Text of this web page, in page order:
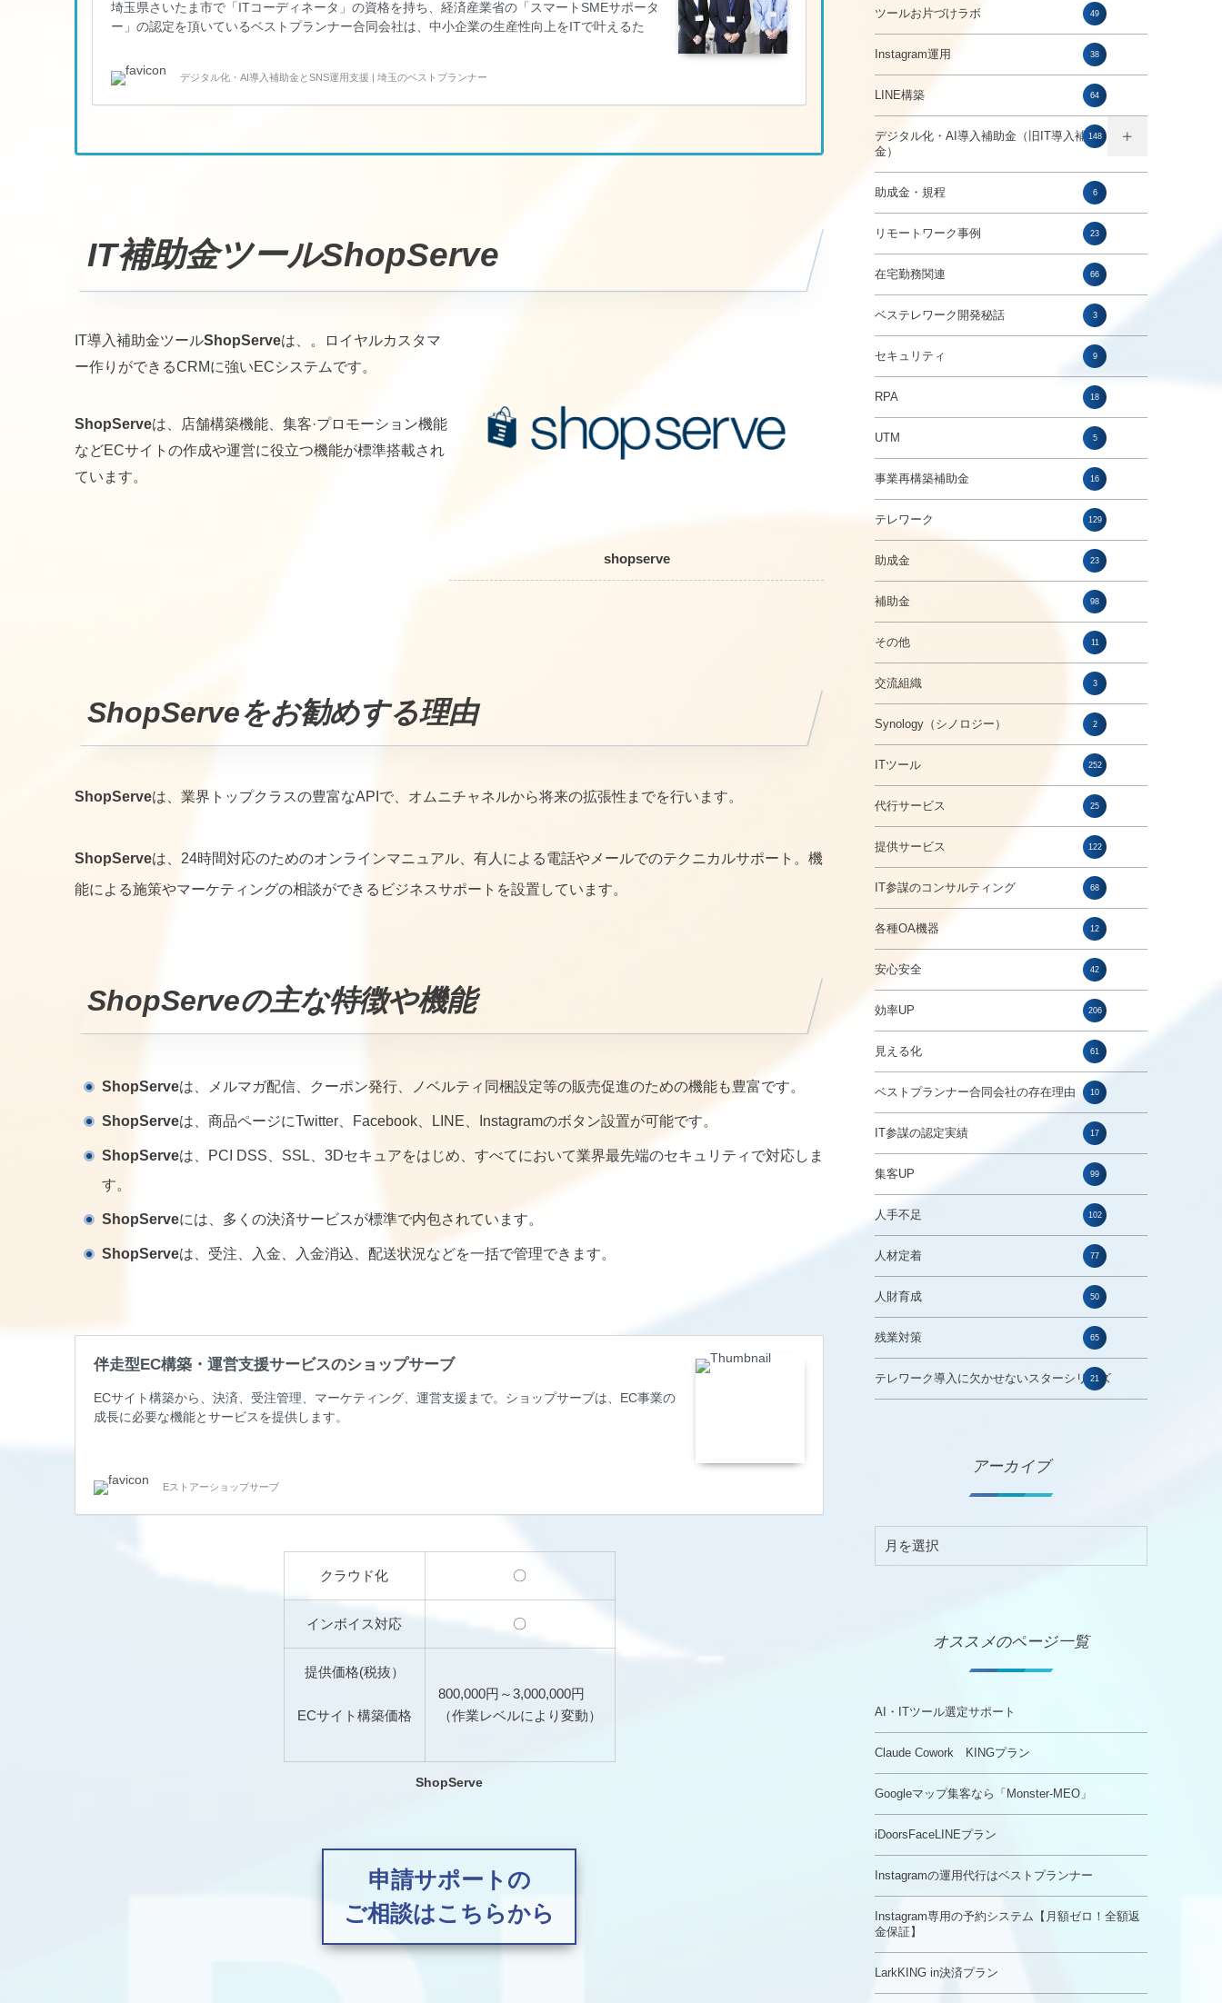
埼玉県さいたま市で「ITコーディネータ」の資格を持ち、経済産業省の「スマートSMEサポータ
ー」の認定を頂いているベストプランナー合同会社は、中小企業の生産性向上をITで叶えるた
支援をサポートしている支援事業者です。 デジタル化・AI導入補助金（旧IT導入補助金）の申請
サポートは支援事業者のベストプランナー合同会社 ※基本的にZoom等のWeb会議でお話を聞き
ながらご提案いたします。 IT導入補助金のITツール登録や…
デジタル化・AI導入補助金とSNS運用支援 | 埼玉のベストプランナー
IT補助金ツールShopServe
IT導入補助金ツールShopServeは、。ロイヤルカスタマ
ー作りができるCRMに強いECシステムです。
ShopServeは、店舗構築機能、集客·プロモーション機能
などECサイトの作成や運営に役立つ機能が標準搭載され
ています。
shopserve
ShopServeをお勧めする理由
ShopServeは、業界トップクラスの豊富なAPIで、オムニチャネルから将来の拡張性までを行います。
ShopServeは、24時間対応のためのオンラインマニュアル、有人による電話やメールでのテクニカルサポート。機
能による施策やマーケティングの相談ができるビジネスサポートを設置しています。
ShopServeの主な特徴や機能
ShopServeは、メルマガ配信、クーポン発行、ノベルティ同梱設定等の販売促進のための機能も豊富です。
ShopServeは、商品ページにTwitter、Facebook、LINE、Instagramのボタン設置が可能です。
ShopServeは、PCI DSS、SSL、3Dセキュアをはじめ、すべてにおいて業界最先端のセキュリティで対応しま
す。
ShopServeには、多くの決済サービスが標準で内包されています。
ShopServeは、受注、入金、入金消込、配送状況などを一括で管理できます。
伴走型EC構築・運営支援サービスのショップサーブ
ECサイト構築から、決済、受注管理、マーケティング、運営支援まで。ショップサーブは、EC事業の
成長に必要な機能とサービスを提供します。
Eストアーショップサーブ
クラウド化 〇
インボイス対応 〇
提供価格(税抜）
ECサイト構築価格
800,000円～3,000,000円
（作業レベルにより変動）
ShopServe
申請サポートの
ご相談はこちらから
ツールお片づけラボ 49
Instagram運用 38
LINE構築 64
デジタル化・AI導入補助金（旧IT導入補助
金）
148
助成金・規程 6
リモートワーク事例 23
在宅勤務関連 66
ベステレワーク開発秘話 3
セキュリティ 9
RPA 18
UTM 5
事業再構築補助金 16
テレワーク 129
助成金 23
補助金 98
その他 11
交流組織 3
Synology（シノロジー） 2
ITツール 252
代行サービス 25
提供サービス 122
IT参謀のコンサルティング 68
各種OA機器 12
安心安全 42
効率UP 206
見える化 61
ベストプランナー合同会社の存在理由 10
IT参謀の認定実績 17
集客UP 99
人手不足 102
人材定着 77
人財育成 50
残業対策 65
テレワーク導入に欠かせないスターシリーズ
21
アーカイブ
オススメのページ一覧
AI・ITツール選定サポート
Claude Cowork KINGプラン
Googleマップ集客なら「Monster-MEO」
iDoorsFaceLINEプラン
Instagramの運用代行はベストプランナー
Instagram専用の予約システム【月額ゼロ！全額返
金保証】
LarkKING in決済プラン